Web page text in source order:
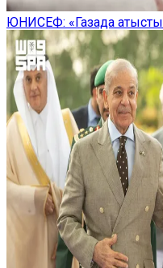
ЮНИСЕФ: «Газада атысты